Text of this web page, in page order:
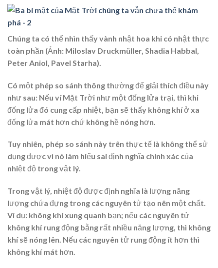
Chúng ta có thể nhìn thấy vành nhật hoa khi có nhật thực
toàn phần (Ảnh: Miloslav Druckmüller, Shadia Habbal,
Peter Aniol, Pavel Starha).
Có một phép so sánh thông thường để giải thích điều này
như sau: Nếu ví Mặt Trời như một đống lửa trại, thì khi
đống lửa đó cung cấp nhiệt, bạn sẽ thấy không khí ở xa
đống lửa mát hơn chứ không hề nóng hơn.
Tuy nhiên, phép so sánh này trên thực tế là không thể sử
dụng được vì nó làm hiểu sai định nghĩa chính xác của
nhiệt độ trong vật lý.
Trong vật lý, nhiệt độ được định nghĩa là lượng năng
lượng chứa đựng trong các nguyên tử tạo nên một chất.
Ví dụ: không khí xung quanh bạn; nếu các nguyên tử
không khí rung động bằng rất nhiều năng lượng, thì không
khí sẽ nóng lên. Nếu các nguyên tử rung động ít hơn thì
không khí mát hơn.